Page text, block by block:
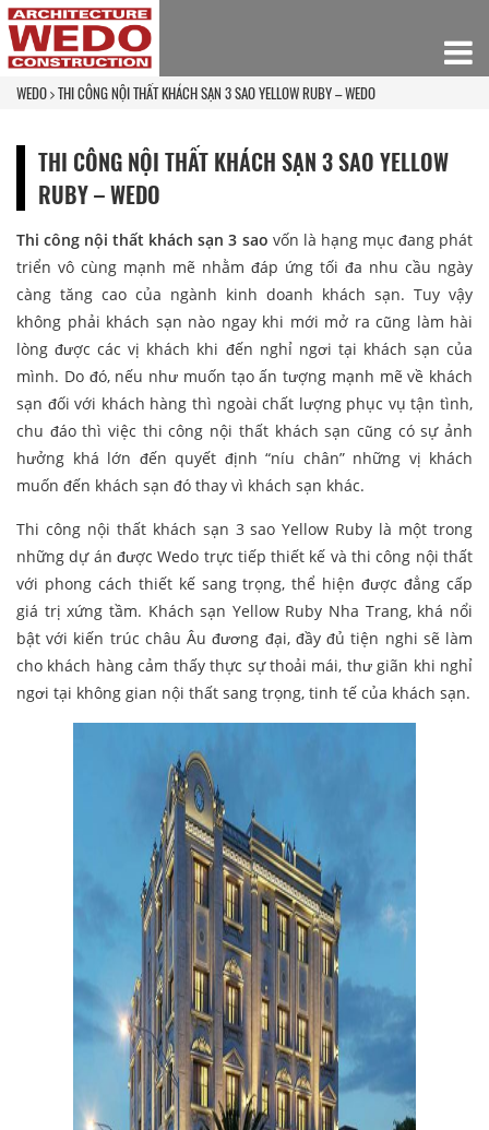
WEDO THI CÔNG NỘI THẤT KHÁCH SẠN 3 SAO YELLOW RUBY – WEDO
THI CÔNG NỘI THẤT KHÁCH SẠN 3 SAO YELLOW
RUBY – WEDO
Thi công nội thất khách sạn 3 sao vốn là hạng mục đang phát
triển vô cùng mạnh mẽ nhằm đáp ứng tối đa nhu cầu ngày
càng tăng cao của ngành kinh doanh khách sạn. Tuy vậy
không phải khách sạn nào ngay khi mới mở ra cũng làm hài
lòng được các vị khách khi đến nghỉ ngơi tại khách sạn của
mình. Do đó, nếu như muốn tạo ấn tượng mạnh mẽ về khách
sạn đối với khách hàng thì ngoài chất lượng phục vụ tận tình,
chu đáo thì việc thi công nội thất khách sạn cũng có sự ảnh
hưởng khá lớn đến quyết định “níu chân” những vị khách
muốn đến khách sạn đó thay vì khách sạn khác.
Thi công nội thất khách sạn 3 sao Yellow Ruby là một trong
những dự án được Wedo trực tiếp thiết kế và thi công nội thất
với phong cách thiết kế sang trọng, thể hiện được đẳng cấp
giá trị xứng tầm. Khách sạn Yellow Ruby Nha Trang, khá nổi
bật với kiến trúc châu Âu đương đại, đầy đủ tiện nghi sẽ làm
cho khách hàng cảm thấy thực sự thoải mái, thư giãn khi nghỉ
ngơi tại không gian nội thất sang trọng, tinh tế của khách sạn.